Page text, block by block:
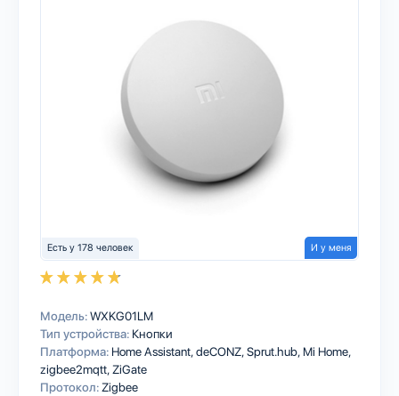
Есть у 178 человек И у меня
Модель:WXKG01LM
Тип устройства: Кнопки
Платформа: Home AssistantdeCONZSprut.hub Mi Home
zigbee2mqtt ZiGate
Протокол: Zigbee